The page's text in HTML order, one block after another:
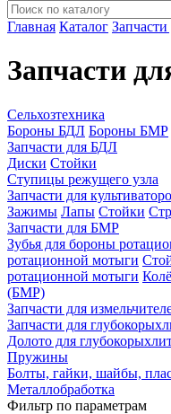
Главная Каталог
Запчасти
Сельхозтехника
Бороны БДЛ Бороны БМР
Запчасти для БДЛ
Диски Стойки
Ступицы режущего узла
Запчасти для
Зажимы Лапы Стойки
Запчасти для БМР
Зубья для бороны
ротационной мотыги
ротационной мотыги
(БМР)
Запчасти для
Запчасти для
Долото для
Пружины
Болты, гайки, шайбы,
Металлобработка
Фильтр по параметрам